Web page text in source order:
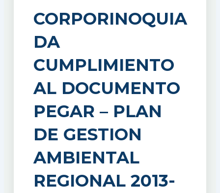
CORPORINOQUIA
DA
CUMPLIMIENTO
AL DOCUMENTO
PEGAR – PLAN
DE GESTION
AMBIENTAL
REGIONAL 2013-